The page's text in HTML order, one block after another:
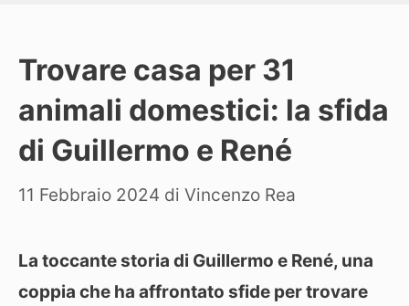
Trovare casa per 31
animali domestici: la sfida
di Guillermo e René
11 Febbraio 2024 di Vincenzo Rea
La toccante storia di Guillermo e René, una
coppia che ha affrontato sfide per trovare